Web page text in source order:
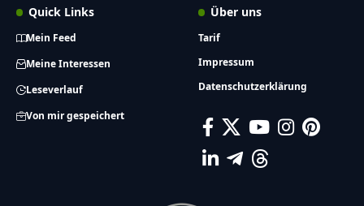
Quick Links
Mein Feed
Meine Interessen
Leseverlauf
Von mir gespeichert
Über uns
Tarif
Impressum
Datenschutzerklärung